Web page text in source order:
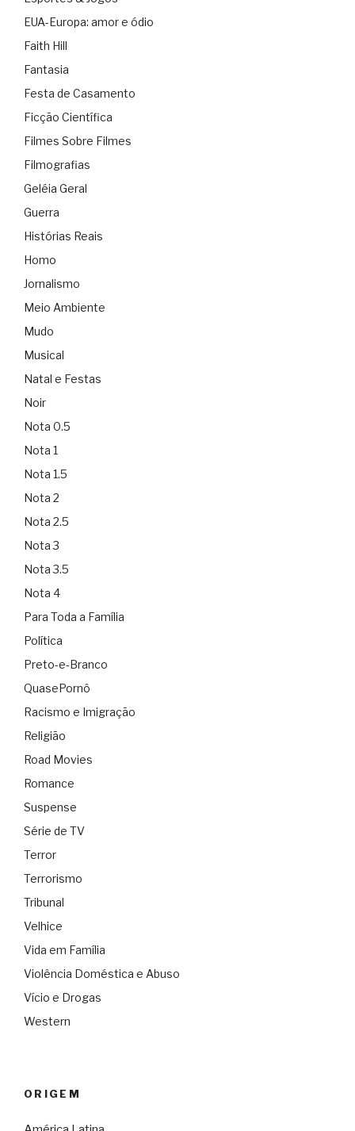
EUA-Europa: amor e ódio
Faith Hill
Fantasia
Festa de Casamento
Ficção Científica
Filmes Sobre Filmes
Filmografias
Geléia Geral
Guerra
Histórias Reais
Homo
Jornalismo
Meio Ambiente
Mudo
Musical
Natal e Festas
Noir
Nota 0.5
Nota 1
Nota 1.5
Nota 2
Nota 2.5
Nota 3
Nota 3.5
Nota 4
Para Toda a Família
Política
Preto-e-Branco
QuasePornô
Racismo e Imigração
Religião
Road Movies
Romance
Suspense
Série de TV
Terror
Terrorismo
Tribunal
Velhice
Vida em Família
Violência Doméstica e Abuso
Vício e Drogas
Western
ORIGEM